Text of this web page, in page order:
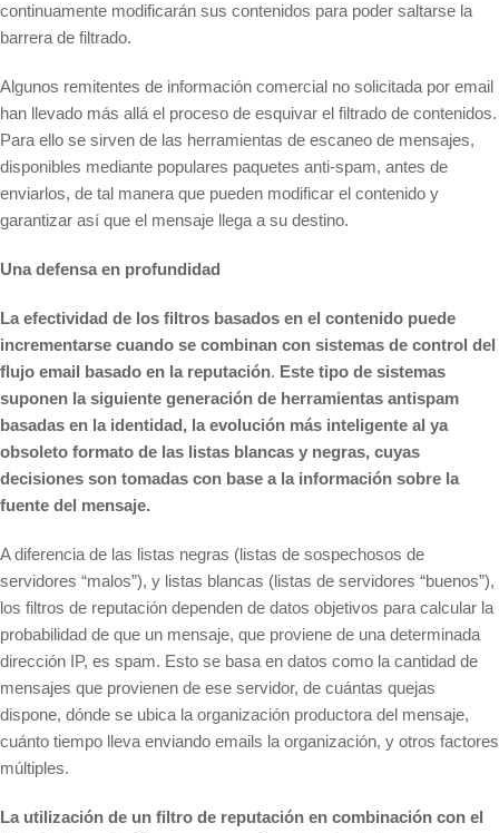
continuamente modificarán sus contenidos para poder saltarse la
barrera de filtrado.
Algunos remitentes de información comercial no solicitada por email
han llevado más allá el proceso de esquivar el filtrado de contenidos.
Para ello se sirven de las herramientas de escaneo de mensajes,
disponibles mediante populares paquetes anti-spam, antes de
enviarlos, de tal manera que pueden modificar el contenido y
garantizar así que el mensaje llega a su destino.
Una defensa en profundidad
La efectividad de los filtros basados en el contenido puede
incrementarse cuando se combinan con sistemas de control del
flujo email basado en la reputación. Este tipo de sistemas
suponen la siguiente generación de herramientas antispam
basadas en la identidad, la evolución más inteligente al ya
obsoleto formato de las listas blancas y negras, cuyas
decisiones son tomadas con base a la información sobre la
fuente del mensaje.
A diferencia de las listas negras (listas de sospechosos de
servidores “malos”), y listas blancas (listas de servidores “buenos”),
los filtros de reputación dependen de datos objetivos para calcular la
probabilidad de que un mensaje, que proviene de una determinada
dirección IP, es spam. Esto se basa en datos como la cantidad de
mensajes que provienen de ese servidor, de cuántas quejas
dispone, dónde se ubica la organización productora del mensaje,
cuánto tiempo lleva enviando emails la organización, y otros factores
múltiples.
La utilización de un filtro de reputación en combinación con el